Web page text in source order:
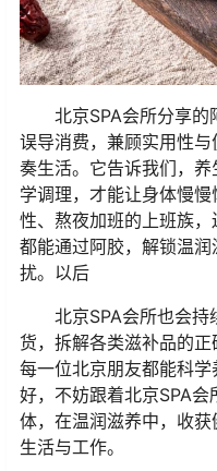
北京SPA会所分享
误导消费，兼顾实用性
奏生活。它告诉我们，
学调理，才能让身体慢
性、熬夜加班的上班族，
都能通过阿胶，解锁温
扰。以后
北京SPA会所也会
货，拆解各类滋补品的
每一位北京朋友都能科
好，不妨跟着北京SPA
体，在温润滋养中，收
生活与工作。